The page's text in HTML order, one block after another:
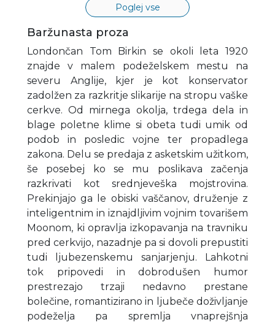
Poglej vse
Baržunasta proza
Londončan Tom Birkin se okoli leta 1920
znajde v malem podeželskem mestu na
severu Anglije, kjer je kot konservator
zadolžen za razkritje slikarije na stropu vaške
cerkve. Od mirnega okolja, trdega dela in
blage poletne klime si obeta tudi umik od
podob in posledic vojne ter propadlega
zakona. Delu se predaja z asketskim užitkom,
še posebej ko se mu poslikava začenja
razkrivati kot srednjeveška mojstrovina.
Prekinjajo ga le obiski vaščanov, druženje z
inteligentnim in iznajdljivim vojnim tovarišem
Moonom, ki opravlja izkopavanja na travniku
pred cerkvijo, nazadnje pa si dovoli prepustiti
tudi ljubezenskemu sanjarjenju. Lahkotni
tok pripovedi in dobrodušen humor
prestrezajo trzaji nedavno prestane
bolečine, romantizirano in ljubeče doživljanje
podeželja pa spremlja vnaprejšnja